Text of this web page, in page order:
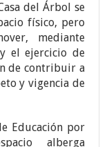
del Árbol se
físico, pero
mediante
el ejercicio de
de contribuir a
y vigencia de
Educación por
alberga